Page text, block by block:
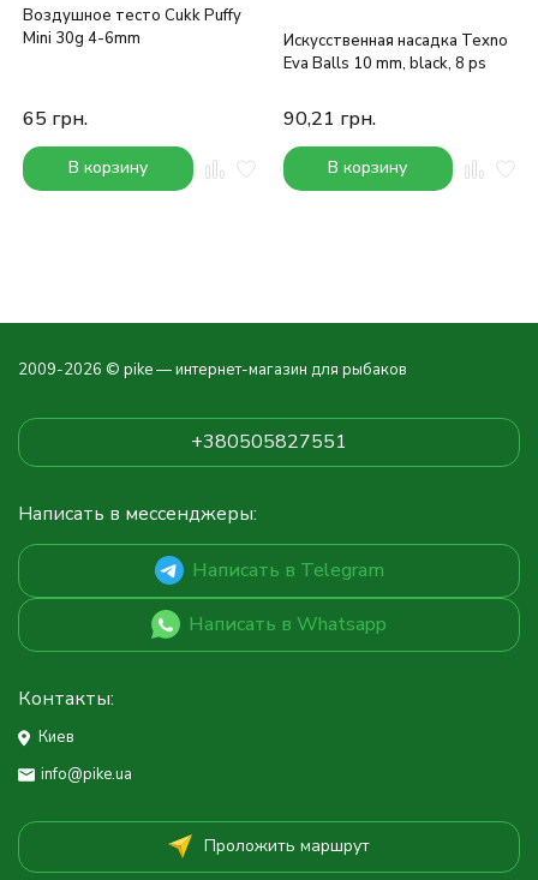
Воздушное тесто Cukk Puffy
Mini 30g 4-6mm
65 грн.
В корзину
Искусственная насадка Texno
Eva Balls 10 mm, black, 8 ps
90,21 грн.
В корзину
2009-2026 © pike — интернет-магазин для рыбаков
+380505827551
Написать в мессенджеры:
Написать в Telegram
Написать в Whatsapp
Контакты:
Киев
info@pike.ua
Проложить маршрут